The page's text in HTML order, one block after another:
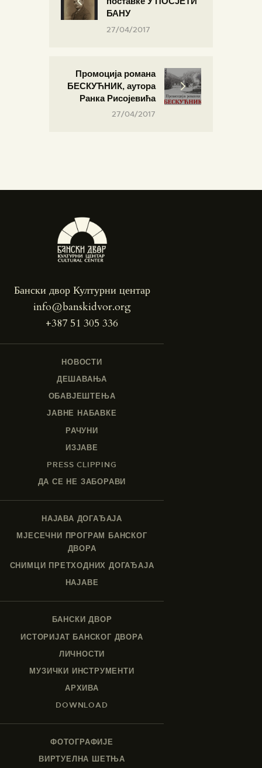
БАНУ
27/04/2017
Промоција романа
БЕСКУЋНИК, аутора
Ранка Рисојевића
27/04/2017
Бански двор Културни центар
info@banskidvor.org
+387 51 305 336
НОВОСТИ
ДЕШАВАЊА
ОБАВЈЕШТЕЊА
ЈАВНЕ НАБАВКЕ
РАЧУНИ
ИЗЈАВЕ
PRESS CLIPPING
ДА СЕ НЕ ЗАБОРАВИ
НАЈАВА ДОГАЂАЈА
МЈЕСЕЧНИ ПРОГРАМ БАНСКОГ
ДВОРА
СНИМЦИ ПРЕТХОДНИХ ДОГАЂАЈА
НАЈАВЕ
БАНСКИ ДВОР
ИСТОРИЈАТ БАНСКОГ ДВОРА
ЛИЧНОСТИ
МУЗИЧКИ ИНСТРУМЕНТИ
АРХИВА
DOWNLOAD
ФОТОГРАФИЈЕ
ВИРТУЕЛНА ШЕТЊА